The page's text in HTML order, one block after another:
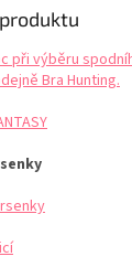
při výběru
Bra Hunting.